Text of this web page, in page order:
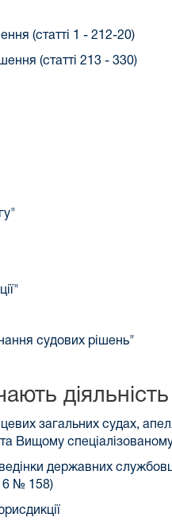
(статті 1 - 212-20)
(статті 213 - 330)
судових рішень"
загальних судах,
Вищому
державних
№ 158)